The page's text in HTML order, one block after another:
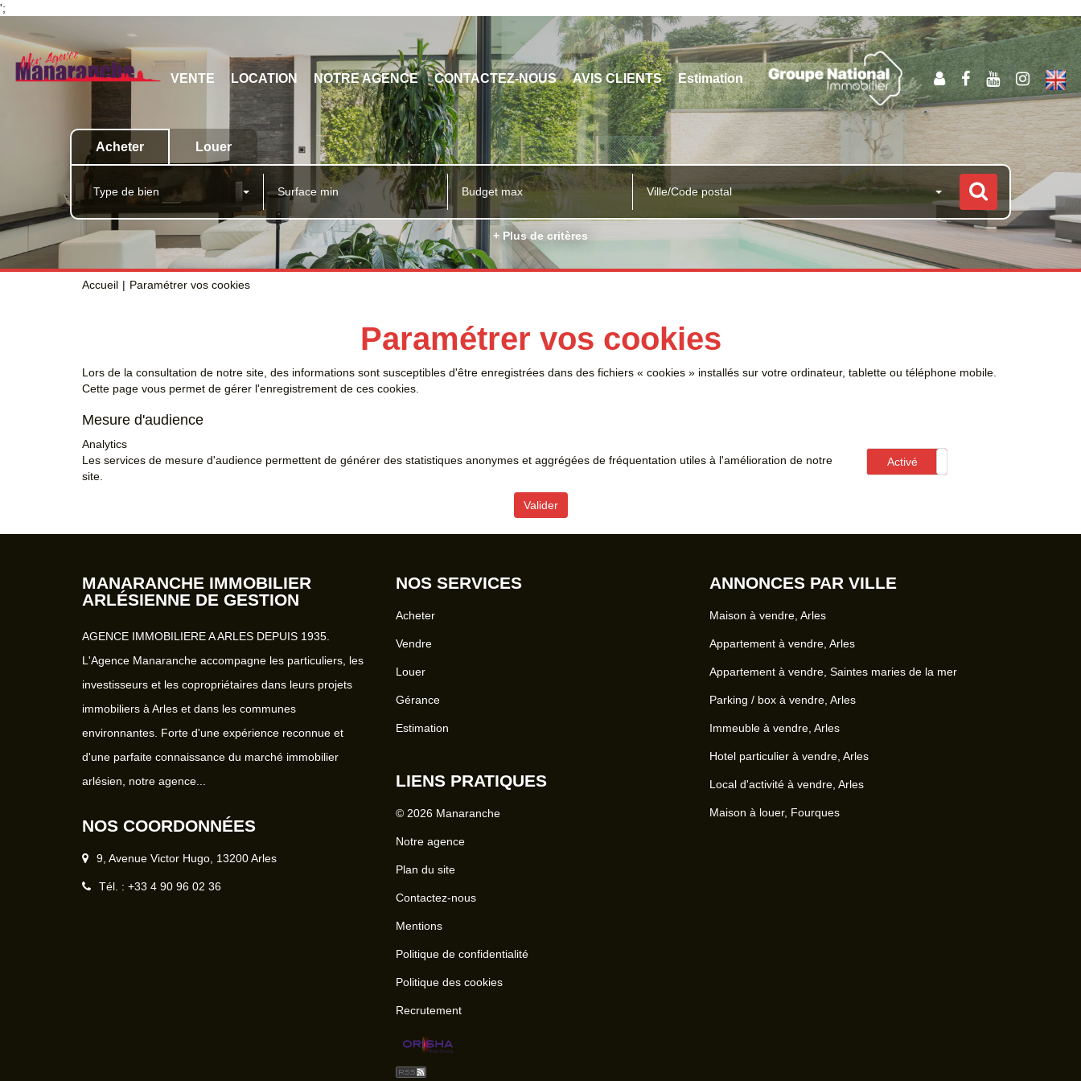
';
VENTE LOCATION NOTRE AGENCE CONTACTEZ-NOUS AVIS CLIENTS Estimation
Acheter Louer
Type de bien Ville/Code postal
+ Plus de critères
Accueil Paramétrer vos cookies
Paramétrer vos cookies
Lors de la consultation de notre site, des informations sont susceptibles d'être enregistrées dans des fichiers « cookies » installés sur votre ordinateur, tablette ou téléphone mobile.
Cette page vous permet de gérer l'enregistrement de ces cookies.
Mesure d'audience
Analytics
Les services de mesure d'audience permettent de générer des statistiques anonymes et aggrégées de fréquentation utiles à l'amélioration de notre
site.
Activé
Valider
MANARANCHE IMMOBILIER
ARLÉSIENNE DE GESTION
AGENCE IMMOBILIERE A ARLES DEPUIS 1935.
L'Agence Manaranche accompagne les particuliers, les
investisseurs et les copropriétaires dans leurs projets
immobiliers à Arles et dans les communes
environnantes. Forte d'une expérience reconnue et
d'une parfaite connaissance du marché immobilier
arlésien, notre agence...
NOS COORDONNÉES
9, Avenue Victor Hugo, 13200 Arles
Tél. : +33 4 90 96 02 36
NOS SERVICES
Acheter
Vendre
Louer
Gérance
Estimation
LIENS PRATIQUES
© 2026 Manaranche
Notre agence
Plan du site
Contactez-nous
Mentions
Politique de confidentialité
Politique des cookies
Recrutement
ANNONCES PAR VILLE
Maison à vendre, Arles
Appartement à vendre, Arles
Appartement à vendre, Saintes maries de la mer
Parking / box à vendre, Arles
Immeuble à vendre, Arles
Hotel particulier à vendre, Arles
Local d'activité à vendre, Arles
Maison à louer, Fourques